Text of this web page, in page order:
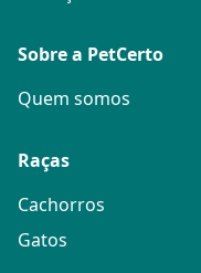
Sobre a PetCerto
Quem somos
Raças
Cachorros
Gatos